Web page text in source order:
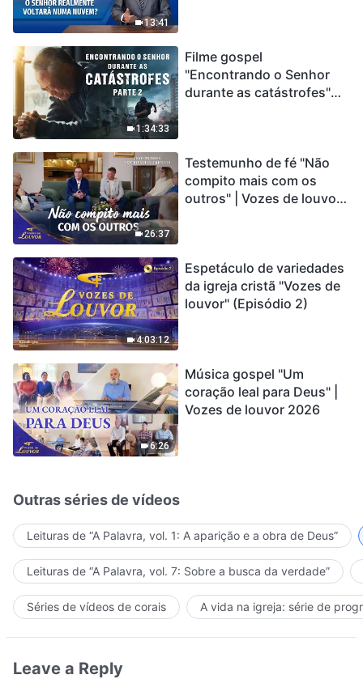
13:41
1:34:33
Filme gospel
"Encontrando o Senhor
durante as catástrofes"
catástrofes ccontecem, a
humanidade está
entrando em contagem
26:37
Testemunho de fé "Não
compito mais com os
outros" | Vozes de louvor
4:03:12
Espetáculo de variedades
da igreja cristã "Vozes de
louvor" (Episódio 2)
6:26
Música gospel "Um
coração leal para Deus" |
Vozes de louvor 2026
Outras séries de vídeos
Leituras de “A Palavra, vol. 1: A aparição e a obra de Deus”
Leituras de “A Palavra, vol. 7: Sobre a busca da verdade”
Séries de vídeos de corais A vida na igreja: série de
Leave a Reply